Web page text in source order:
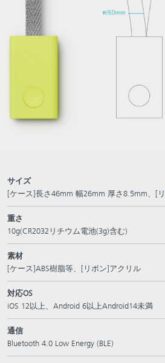
サイズ
[ケース]長さ46mm 幅26mm 厚さ8.5mm、[
重さ
10g(CR2032リチウム電池(3g)含む)
素材
[ケース]ABS樹脂等、[リボン]アクリル
対応OS
iOS 12以上、Android 6以上Android14未満
通信
Bluetooth 4.0 Low Energy (BLE)